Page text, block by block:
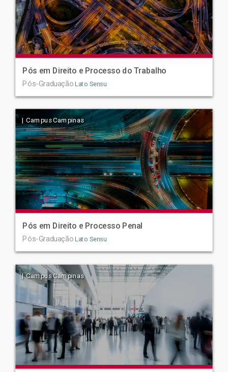
Pós em Direito e Processo do Trabalho
Pós-Graduação Lato Sensu
| Campus Campinas
Pós em Direito e Processo Penal
Pós-Graduação Lato Sensu
| Campus Campinas